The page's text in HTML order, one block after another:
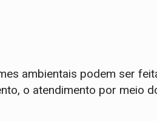
ambientais podem ser
o atendimento por meio